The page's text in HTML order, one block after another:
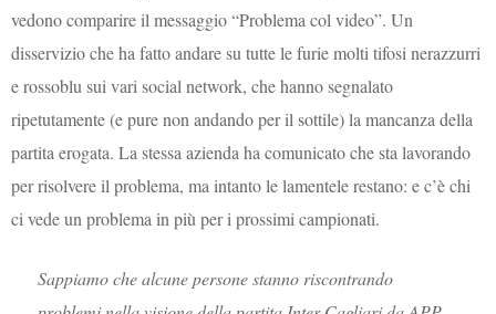
vedono comparire il messaggio “Problema col video”. Un
disservizio che ha fatto andare su tutte le furie molti tifosi nerazzurri
e rossoblu sui vari social network, che hanno segnalato
ripetutamente (e pure non andando per il sottile) la mancanza della
partita erogata. La stessa azienda ha comunicato che sta lavorando
per risolvere il problema, ma intanto le lamentele restano: e c’è chi
ci vede un problema in più per i prossimi campionati.
Sappiamo che alcune persone stanno riscontrando